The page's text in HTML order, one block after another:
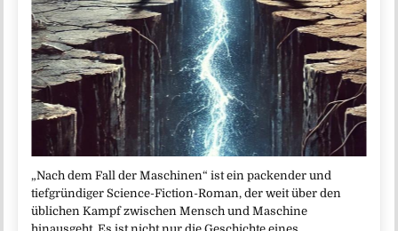
„Nach dem Fall der Maschinen“ ist ein packender und
tiefgründiger Science-Fiction-Roman, der weit über den
üblichen Kampf zwischen Mensch und Maschine